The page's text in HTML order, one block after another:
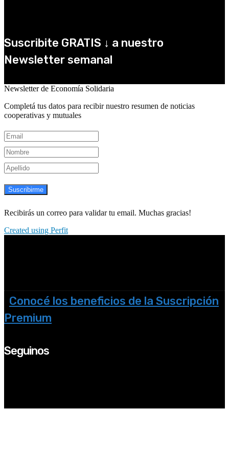
Suscribite GRATIS ↓ a nuestro
Newsletter semanal
Newsletter de Economía Solidaria
Completá tus datos para recibir nuestro resumen de noticias
cooperativas y mutuales
Suscribirme
Recibirás un correo para validar tu email. Muchas gracias!
Created using Perfit
Conocé los beneficios de la Suscripción
Premium
Seguinos